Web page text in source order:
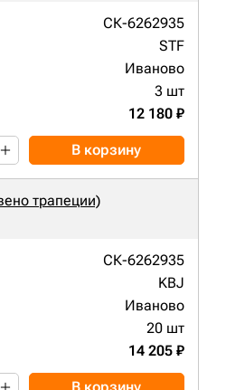
СК-6262935
STF
Иваново
3 шт
12 180 ₽
В корзину
трапеции)
СК-6262935
KBJ
Иваново
20 шт
14 205 ₽